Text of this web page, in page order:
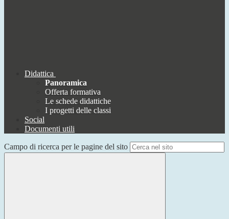
Didattica
Panoramica
Offerta formativa
Le schede didattiche
I progetti delle classi
Social
Documenti utili
Campo di ricerca per le pagine del sito